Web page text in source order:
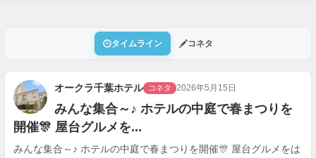
タイムライン コネタ